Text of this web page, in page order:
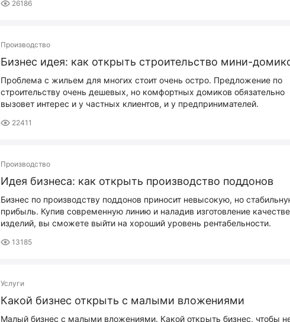
26186
Производство
Бизнес идея: как открыть строительство мини-
Проблема с жильем для многих стоит очень остро. Предложение по
строительству очень дешевых, но комфортных домиков обязательно
вызовет интерес и у частных клиентов, и у предпринимателей.
22411
Производство
Идея бизнеса: как открыть производство поддонов
Бизнес по производству поддонов приносит невысокую, но
прибыль. Купив современную линию и наладив изготовление
изделий, вы сможете выйти на хороший уровень рентабельности.
13185
Услуги
Какой бизнес открыть c малыми вложениями
Малый бизнес с малыми вложениями. Какой открыть бизнес, чтобы